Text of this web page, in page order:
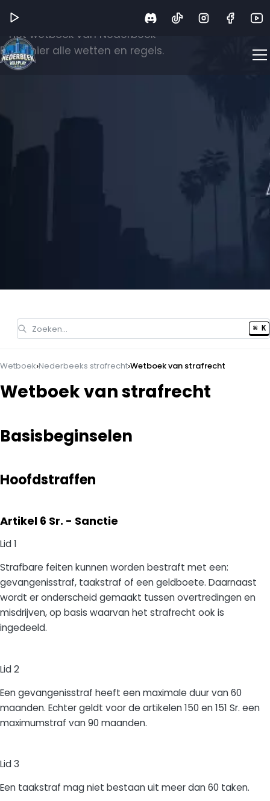
Het wetboek van Nederbeek
Bekijk hier alle wetten en regels.
Zoeken… ⌘ K
Wetboek›Nederbeeks strafrecht›Wetboek van strafrecht
Wetboek van strafrecht
Basisbeginselen
Hoofdstraffen
Artikel 6 Sr. - Sanctie
Lid 1
Strafbare feiten kunnen worden bestraft met een:
gevangenisstraf, taakstraf of een geldboete. Daarnaast
wordt er onderscheid gemaakt tussen overtredingen en
misdrijven, op basis waarvan het strafrecht ook is
ingedeeld.
Lid 2
Een gevangenisstraf heeft een maximale duur van 60
maanden. Echter geldt voor de artikelen 150 en 151 Sr. een
maximumstraf van 90 maanden.
Lid 3
Een taakstraf mag niet bestaan uit meer dan 60 taken.